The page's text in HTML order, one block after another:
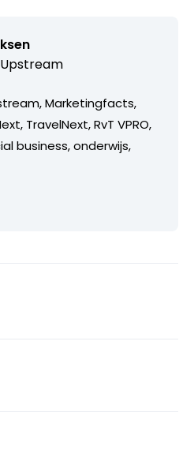
Upstream
Marketingfacts,
TravelNext, RvT VPRO,
business, onderwijs,